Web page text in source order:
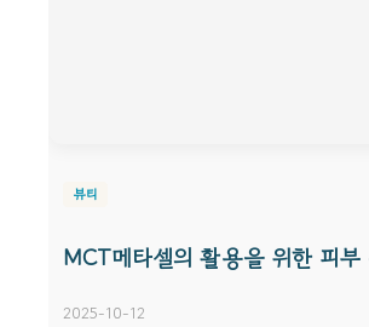
뷰티
MCT메타셀의 활용을 위한 피부
2025-10-12